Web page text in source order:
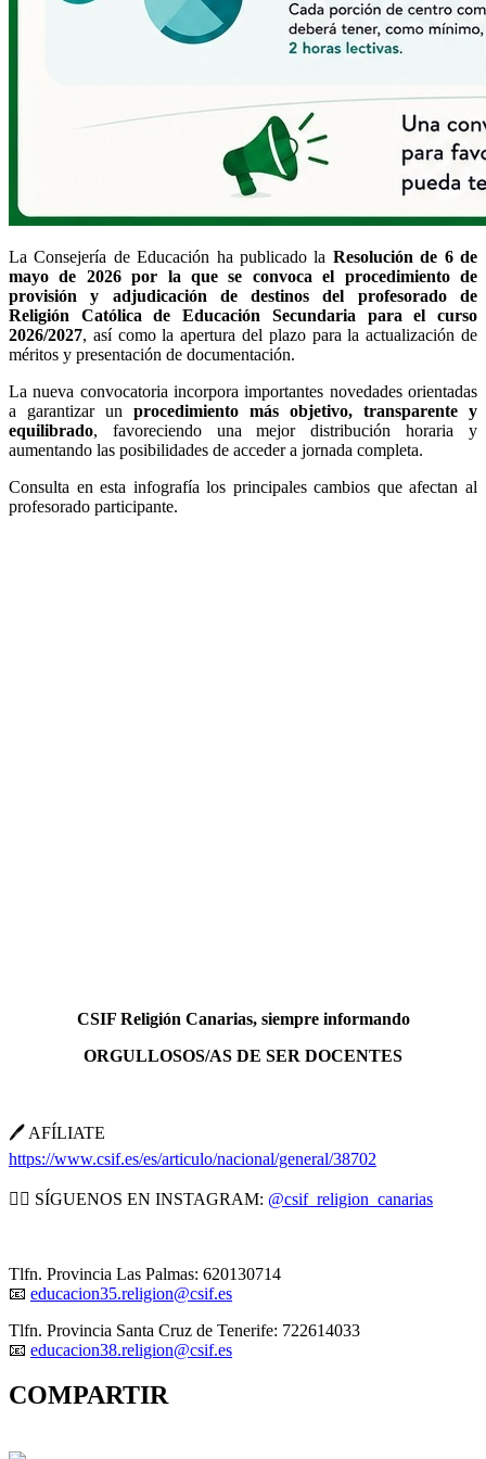
La Consejería de Educación ha publicado la Resolución de 6 de
mayo de 2026 por la que se convoca el procedimiento de
provisión y adjudicación de destinos del profesorado de
Religión Católica de Educación Secundaria para el curso
2026/2027, así como la apertura del plazo para la actualización de
méritos y presentación de documentación.
La nueva convocatoria incorpora importantes novedades orientadas
a garantizar un procedimiento más objetivo, transparente y
equilibrado, favoreciendo una mejor distribución horaria y
aumentando las posibilidades de acceder a jornada completa.
Consulta en esta infografía los principales cambios que afectan al
profesorado participante.
CSIF Religión Canarias, siempre informando
ORGULLOSOS/AS DE SER DOCENTES
🖊️ AFÍLIATE
https://www.csif.es/es/articulo/nacional/general/38702
👉🏼 SÍGUENOS EN INSTAGRAM: @csif_religion_canarias
Tlfn. Provincia Las Palmas: 620130714
📧 educacion35.religion@csif.es
Tlfn. Provincia Santa Cruz de Tenerife: 722614033
📧 educacion38.religion@csif.es
COMPARTIR